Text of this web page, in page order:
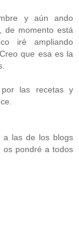
y aún ando
de momento está
iré ampliando
que esa es la
las recetas y
a las de los blogs
os pondré a todos